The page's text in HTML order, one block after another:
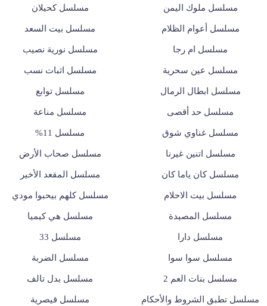
مسلسل ملوك اليمن مسلسل كحيلان
مسلسل أعوام الظلام مسلسل بيت السعد
مسلسل ام رجا مسلسل نورية نصيب
مسلسل عين سحرية مسلسل اثبات نسب
مسلسل ابطال الرمال مسلسل توابع
مسلسل حد أقصى مسلسل مناعة
مسلسل غناوي شوق مسلسل 11%
مسلسل اتنين غيرنا مسلسل صحاب الأرض
مسلسل كان ياما كان مسلسل المقعد الأخير
مسلسل بيت الاحلام مسلسل كلهم بيحبوا مودي
مسلسل المصيدة مسلسل هي كيميا
مسلسل دارا مسلسل 33
مسلسل سوا سوا مسلسل الضربة
مسلسل بنات العم 2 مسلسل بدل تالف
مسلسل تطبق الشروط والأحكام مسلسل قيصرية